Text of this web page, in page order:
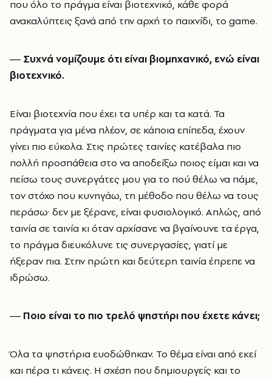
που όλο το πράγμα είναι βιοτεχνικό, κάθε φορά
ανακαλύπτεις ξανά από την αρχή το παιχνίδι, το game.
― Συχνά νομίζουμε ότι είναι βιομηχανικό, ενώ είναι
βιοτεχνικό.
Είναι βιοτεχνία που έχει τα υπέρ και τα κατά. Τα
πράγματα για μένα πλέον, σε κάποια επίπεδα, έχουν
γίνει πιο εύκολα. Στις πρώτες ταινίες κατέβαλα πιο
πολλή προσπάθεια στο να αποδείξω ποιος είμαι και να
πείσω τους συνεργάτες μου για το πού θέλω να πάμε,
τον στόχο που κυνηγάω, τη μέθοδο που θέλω να τους
περάσω· δεν με ξέρανε, είναι φυσιολογικό. Απλώς, από
ταινία σε ταινία κι όταν αρχίσανε να βγαίνουνε τα έργα,
το πράγμα διευκόλυνε τις συνεργασίες, γιατί με
ήξεραν πια. Στην πρώτη και δεύτερη ταινία έπρεπε να
ιδρώσω.
― Ποιο είναι το πιο τρελό ψηστήρι που έχετε κάνει;
Όλα τα ψηστήρια ευοδώθηκαν. Το θέμα είναι από εκεί
και πέρα τι κάνεις. Η σχέση που δημιουργείς και το